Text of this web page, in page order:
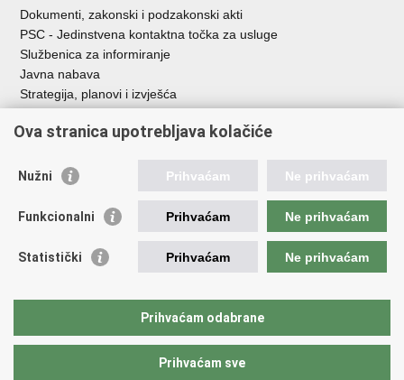
Dokumenti, zakonski i podzakonski akti
PSC - Jedinstvena kontaktna točka za usluge
Službenica za informiranje
Javna nabava
Strategija, planovi i izvješća
Korisne poveznice
Vlada RH
ASOO
CARNET
Ova stranica upotrebljava kolačiće
Nužni Prihvaćam Ne prihvaćam
Funkcionalni Prihvaćam Ne prihvaćam
Statistički Prihvaćam Ne prihvaćam
Prihvaćam odabrane
Prihvaćam sve